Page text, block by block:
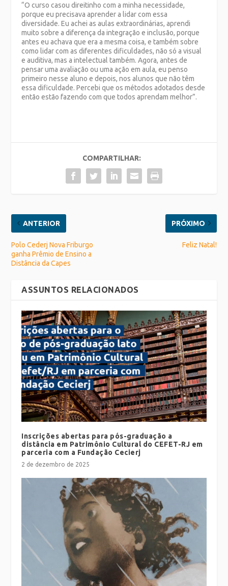
“O curso casou direitinho com a minha necessidade,
porque eu precisava aprender a lidar com essa
diversidade. Eu achei as aulas extraordinárias, aprendi
muito sobre a diferença da integração e inclusão, porque
antes eu achava que era a mesma coisa, e também sobre
como lidar com as diferentes dificuldades, não só a visual
e auditiva, mas a intelectual também. Agora, antes de
pensar uma avaliação ou uma ação em aula, eu penso
primeiro nesse aluno e depois, nos alunos que não têm
essa dificuldade. Percebi que os métodos adotados desde
então estão fazendo com que todos aprendam melhor”.
COMPARTILHAR:
ANTERIOR
Polo Cederj Nova Friburgo
ganha Prêmio de Ensino a
Distância da Capes
PRÓXIMO
Feliz Natal!
ASSUNTOS RELACIONADOS
Inscrições abertas para pós-graduação a
distância em Patrimônio Cultural do CEFET-RJ em
parceria com a Fundação Cecierj
2 de dezembro de 2025